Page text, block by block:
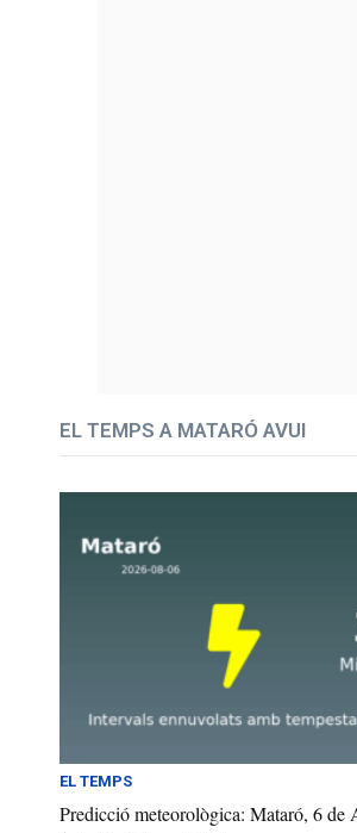
EL TEMPS A MATARÓ AVUI
EL TEMPS
Predicció meteorològica: Mataró, 6 de